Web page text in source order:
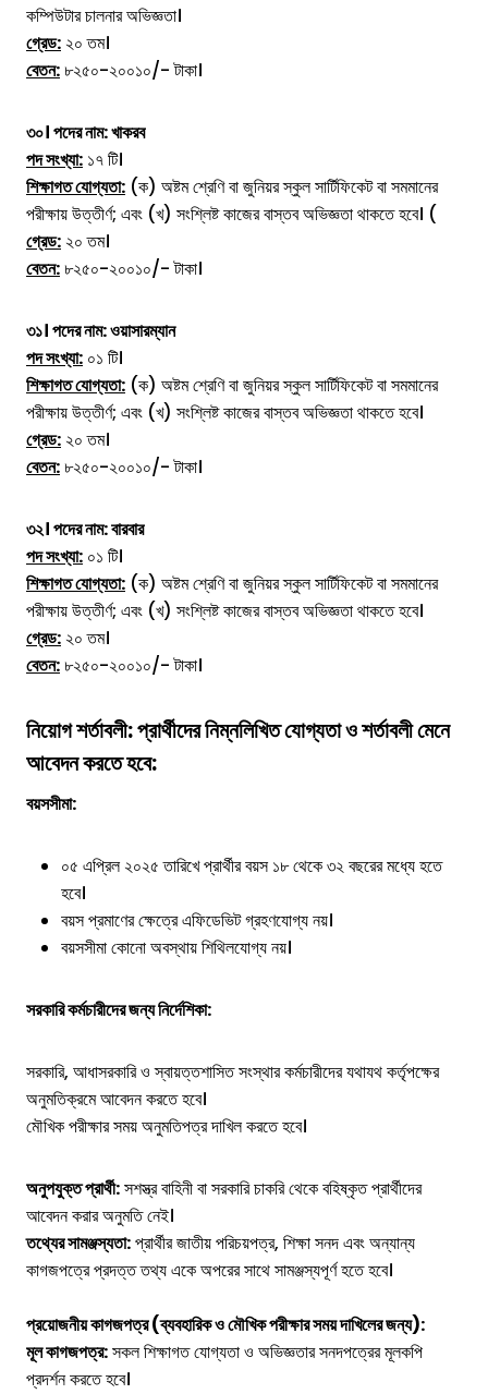
কম্পিউটার চালনার অভিজ্ঞতা।
গ্রেড: ২০ তম।
বেতন:৮২৫০-২০০১০/- টাকা।
৩০। পদের নাম:খাকরব
পদ সংখ্যা: ১৭ টি।
শিক্ষাগত যোগ্যতা: (ক) অষ্টম শ্রেণি বা জুনিয়র স্কুল সার্টিফিকেট বা সমমানের
পরীক্ষায় উত্তীর্ণ; এবং (খ) সংশ্লিষ্ট কাজের বাস্তব অভিজ্ঞতা থাকতে হবে। (
গ্রেড: ২০ তম।
বেতন:৮২৫০-২০০১০/- টাকা।
৩১। পদের নাম:ওয়াসারম্যান
পদ সংখ্যা: ০১ টি।
শিক্ষাগত যোগ্যতা: (ক) অষ্টম শ্রেণি বা জুনিয়র স্কুল সার্টিফিকেট বা সমমানের
পরীক্ষায় উত্তীর্ণ; এবং (খ) সংশ্লিষ্ট কাজের বাস্তব অভিজ্ঞতা থাকতে হবে।
গ্রেড: ২০ তম।
বেতন:৮২৫০-২০০১০/- টাকা।
৩২। পদের নাম:বারবার
পদ সংখ্যা: ০১ টি।
শিক্ষাগত যোগ্যতা: (ক) অষ্টম শ্রেণি বা জুনিয়র স্কুল সার্টিফিকেট বা সমমানের
পরীক্ষায় উত্তীর্ণ; এবং (খ) সংশ্লিষ্ট কাজের বাস্তব অভিজ্ঞতা থাকতে হবে।
গ্রেড: ২০ তম।
বেতন:৮২৫০-২০০১০/- টাকা।
নিয়োগ শর্তাবলী: প্রার্থীদের নিম্নলিখিত যোগ্যতা ও শর্তাবলী মেনে
আবেদন করতে হবে:
বয়সসীমা:
০৫ এপ্রিল ২০২৫ তারিখে প্রার্থীর বয়স ১৮ থেকে ৩২ বছরের মধ্যে হতে
হবে।
বয়স প্রমাণের ক্ষেত্রে এফিডেভিট গ্রহণযোগ্য নয়।
বয়সসীমা কোনো অবস্থায় শিথিলযোগ্য নয়।
সরকারি কর্মচারীদের জন্য নির্দেশিকা:
সরকারি, আধাসরকারি ও স্বায়ত্তশাসিত সংস্থার কর্মচারীদের যথাযথ কর্তৃপক্ষের
অনুমতিক্রমে আবেদন করতে হবে।
মৌখিক পরীক্ষার সময় অনুমতিপত্র দাখিল করতে হবে।
অনুপযুক্ত প্রার্থী:সশস্ত্র বাহিনী বা সরকারি চাকরি থেকে বহিষ্কৃত প্রার্থীদের
আবেদন করার অনুমতি নেই।
তথ্যের সামঞ্জস্যতা:প্রার্থীর জাতীয় পরিচয়পত্র, শিক্ষা সনদ এবং অন্যান্য
কাগজপত্রে প্রদত্ত তথ্য একে অপরের সাথে সামঞ্জস্যপূর্ণ হতে হবে।
প্রয়োজনীয় কাগজপত্র (ব্যবহারিক ও মৌখিক পরীক্ষার সময় দাখিলের জন্য):
মূল কাগজপত্র:সকল শিক্ষাগত যোগ্যতা ও অভিজ্ঞতার সনদপত্রের মূলকপি
প্রদর্শন করতে হবে।